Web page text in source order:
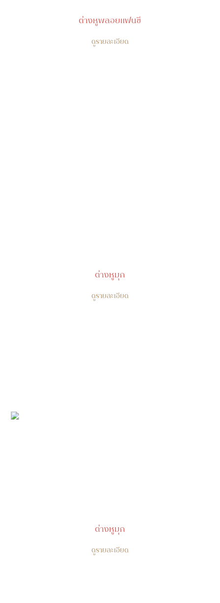
ต่างหูพลอยแฟนซี
ดูรายละเอียด
ต่างหูมุก
ดูรายละเอียด
ต่างหูมุก
ดูรายละเอียด